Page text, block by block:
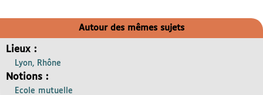
Autour des mêmes sujets
Lieux :
Lyon, Rhône
Notions :
Ecole mutuelle